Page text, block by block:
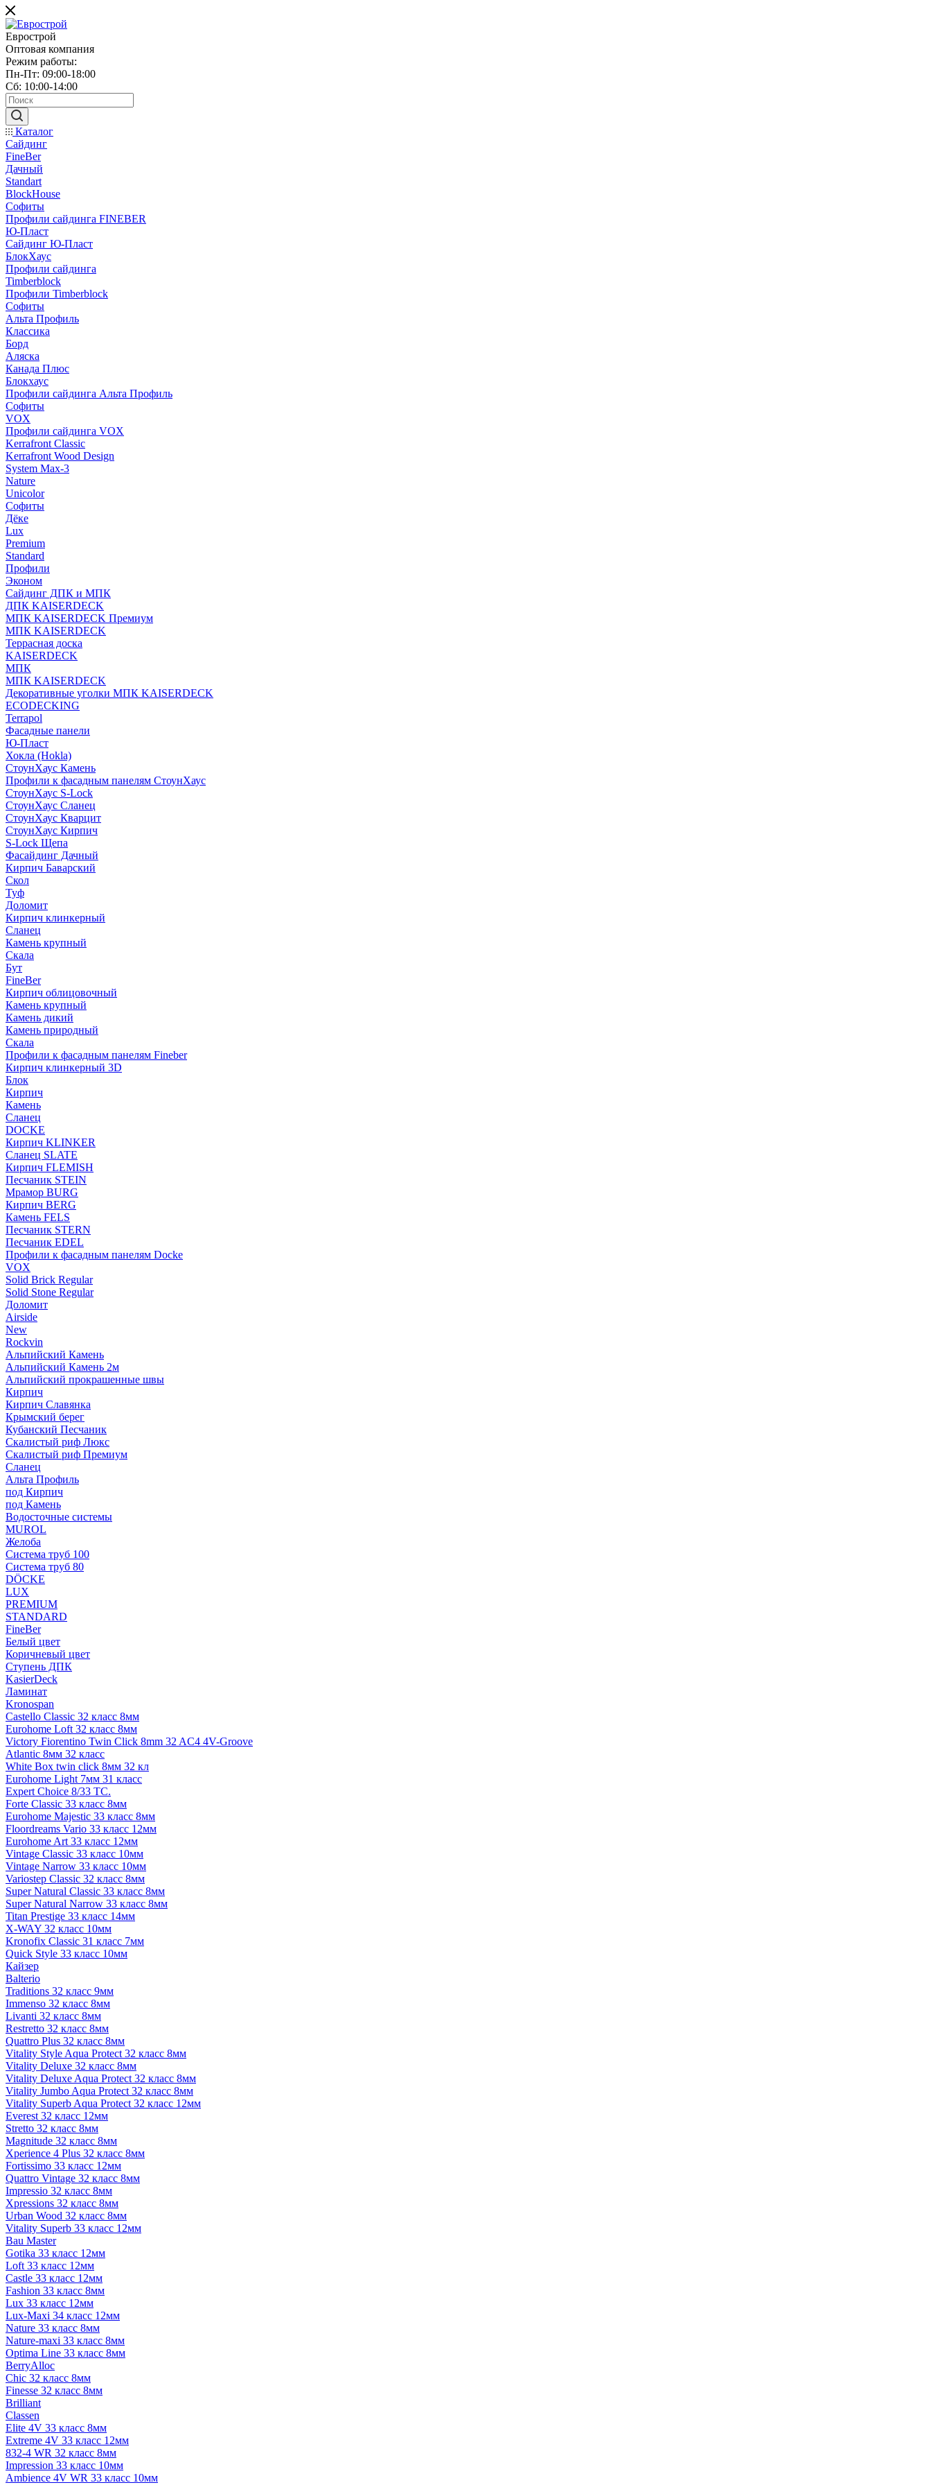
Еврострой
Оптовая компания
Режим работы:
Пн-Пт: 09:00-18:00
Сб: 10:00-14:00
Каталог
Сайдинг
FineBer
Дачный
Standart
BlockHouse
Софиты
Профили сайдинга FINEBER
Ю-Пласт
Сайдинг Ю-Пласт
БлокХаус
Профили сайдинга
Timberblock
Профили Timberblock
Софиты
Альта Профиль
Классика
Борд
Аляска
Канада Плюс
Блокхаус
Профили сайдинга Альта Профиль
Софиты
VOX
Профили сайдинга VOX
Kerrafront Classic
Kerrafront Wood Design
System Max-3
Nature
Unicolor
Софиты
Дёке
Lux
Premium
Standard
Профили
Эконом
Сайдинг ДПК и МПК
ДПК KAISERDECK
МПК KAISERDECK Премиум
МПК KAISERDECK
Террасная доска
KAISERDECK
МПК
МПК KAISERDECK
Декоративные уголки МПК KAISERDECK
ECODECKING
Terrapol
Фасадные панели
Ю-Пласт
Хокла (Hokla)
СтоунХаус Камень
Профили к фасадным панелям СтоунХаус
СтоунХаус S-Lock
СтоунХаус Сланец
СтоунХаус Кварцит
СтоунХаус Кирпич
S-Lock Щепа
Фасайдинг Дачный
Кирпич Баварский
Скол
Туф
Доломит
Кирпич клинкерный
Сланец
Камень крупный
Скала
Бут
FineBer
Кирпич облицовочный
Камень крупный
Камень дикий
Камень природный
Скала
Профили к фасадным панелям Fineber
Кирпич клинкерный 3D
Блок
Кирпич
Камень
Сланец
DOCKE
Кирпич KLINKER
Сланец SLATE
Кирпич FLEMISH
Пес­ча­ник STEIN
Мрамор BURG
Кирпич BERG
Камень FELS
Пес­ча­ник STERN
Пес­ча­ник EDEL
Профили к фасадным панелям Docke
VOX
Solid Brick Regular
Solid Stone Regular
Доломит
Airside
New
Rockvin
Альпийский Камень
Альпийский Камень 2м
Альпийский прокрашенные швы
Кирпич
Кирпич Славянка
Крымский берег
Кубанский Песчаник
Скалистый риф Люкс
Скалистый риф Премиум
Сланец
Альта Профиль
под Кирпич
под Камень
Водосточные системы
MUROL
Желоба
Система труб 100
Система труб 80
DÖCKE
LUX
PREMIUM
STANDARD
FineBer
Белый цвет
Коричневый цвет
Ступень ДПК
KasierDeck
Ламинат
Kronospan
Castello Classic 32 класс 8мм
Eurohome Loft 32 класс 8мм
Victory Fiorentino Twin Click 8mm 32 AC4 4V-Groove
Atlantic 8мм 32 класс
White Box twin click 8мм 32 кл
Eurohome Light 7мм 31 класс
Expert Choice 8/33 TC.
Forte Classic 33 класс 8мм
Eurohome Majestic 33 класс 8мм
Floordreams Vario 33 класс 12мм
Eurohome Art 33 класс 12мм
Vintage Classic 33 класс 10мм
Vintage Narrow 33 класс 10мм
Variostep Classic 32 класс 8мм
Super Natural Classic 33 класс 8мм
Super Natural Narrow 33 класс 8мм
Titan Prestige 33 класс 14мм
X-WAY 32 класс 10мм
Kronofix Classic 31 класс 7мм
Quick Style 33 класс 10мм
Кайзер
Balterio
Traditions 32 класс 9мм
Immenso 32 класс 8мм
Livanti 32 класс 8мм
Restretto 32 класс 8мм
Quattro Plus 32 класс 8мм
Vitality Style Aqua Protect 32 класс 8мм
Vitality Deluxe 32 класс 8мм
Vitality Deluxe Aqua Protect 32 класс 8мм
Vitality Jumbo Aqua Protect 32 класс 8мм
Vitality Superb Aqua Protect 32 класс 12мм
Everest 32 класс 12мм
Stretto 32 класс 8мм
Magnitude 32 класс 8мм
Xperience 4 Plus 32 класс 8мм
Fortissimo 33 класс 12мм
Quattro Vintage 32 класс 8мм
Impressio 32 класс 8мм
Xpressions 32 класс 8мм
Urban Wood 32 класс 8мм
Vitality Superb 33 класс 12мм
Bau Master
Gotika 33 класс 12мм
Loft 33 класс 12мм
Castle 33 класс 12мм
Fashion 33 класс 8мм
Lux 33 класс 12мм
Lux-Maxi 34 класс 12мм
Nature 33 класс 8мм
Nature-maxi 33 класс 8мм
Optima Line 33 класс 8мм
BerryAlloc
Chic 32 класс 8мм
Finesse 32 класс 8мм
Brilliant
Classen
Elite 4V 33 класс 8мм
Extreme 4V 33 класс 12мм
832-4 WR 32 класс 8мм
Impression 33 класс 10мм
Ambience 4V WR 33 класс 10мм